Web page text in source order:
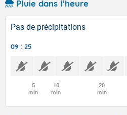
Pluie dans l'heure
Pas de précipitations
09 : 25
5
min
10
min
20
min